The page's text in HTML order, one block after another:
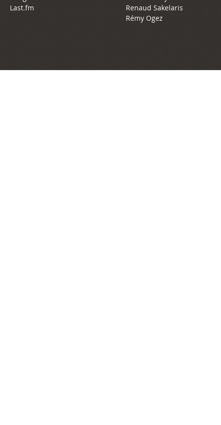
Last.fm
Renaud Sakelaris
Rémy Ogez